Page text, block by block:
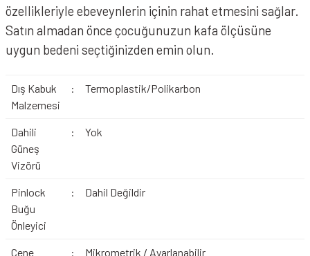
özellikleriyle ebeveynlerin içinin rahat etmesini sağlar.
Satın almadan önce çocuğunuzun kafa ölçüsüne
uygun bedeni seçtiğinizden emin olun.
Dış Kabuk
Malzemesi
: Termoplastik/Polikarbon
Dahili
Güneş
Vizörü
: Yok
Pinlock
Buğu
Önleyici
: Dahil Değildir
Çene
: Mikrometrik / Ayarlanabilir